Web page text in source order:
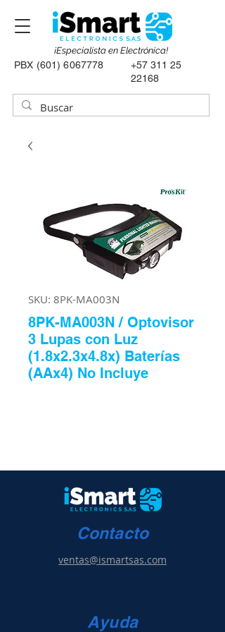
PBX (601) 6067778
+57 311 25
22168
¡Especialista en Electrónica!
SKU: 8PK-MA003N
8PK-MA003N / Optovisor
3 Lupas con Luz
(1.8x2.3x4.8x) Baterías
(AAx4) No Incluye
Contacto
ventas@ismartsas.com
Ayuda